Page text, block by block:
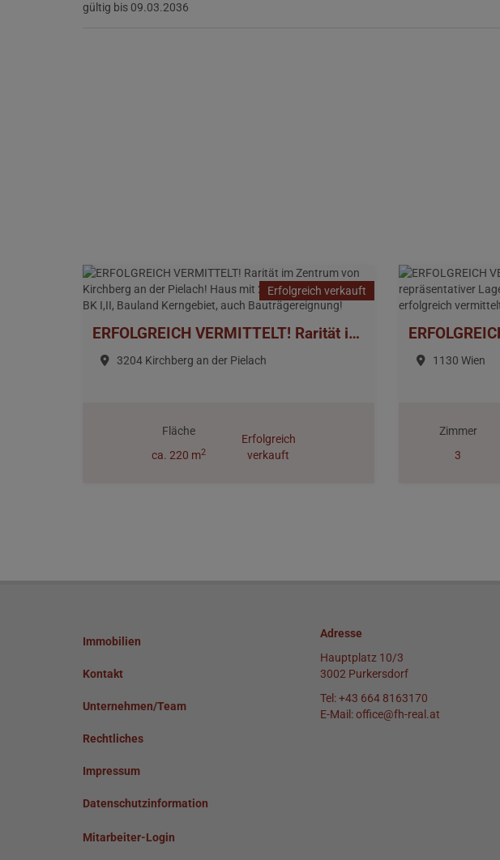
gültig bis 09.03.2036
Erfolgreich verkauft
ERFOLGREICH VERMITTELT! Rarität im Zentrum von Kirchberg an der Pielach! Haus mit 2255m² Eigengrund, BK I,II, Bauland Kerngebiet, auch Bauträgereignung!
3204 Kirchberg an der Pielach
Fläche
ca. 220 m2
Erfolgreich
verkauft
1130 Wien
Zimmer
3
Immobilien
Kontakt
Unternehmen/Team
Rechtliches
Impressum
Datenschutzinformation
Mitarbeiter-Login
Adresse
Hauptplatz 10/3
3002 Purkersdorf
Tel:+43 664 8163170
E-Mail:office@fh-real.at